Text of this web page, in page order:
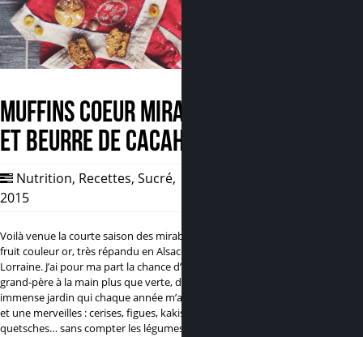
Muffins coeur mirabelle
et beurre de cacahuète
Nutrition, Recettes, Sucré,
2015
Voilà venue la courte saison des mirabelles, ce joli
fruit couleur or, très répandu en Alsace et en
Lorraine. J’ai pour ma part la chance d’avoir un
grand-père à la main plus que verte, doté d’un
immense jardin qui chaque année m’apporte mille
et une merveilles : cerises, figues, kakis,
quetsches… sans compter les légumes divers et…